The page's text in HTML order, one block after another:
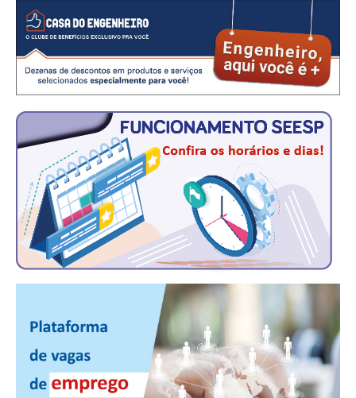
COMUNICAÇÃO
PALAVRA DO MURILO
CONTEÚDO ESPECIAL
JORNAL DO ENGENHEIRO
AGENDA
SEESP NOTÍCIAS
NOTÍCIAS NO WHATSAPP
FOTOS
PUBLICIDADE
MANUAL DE REDAÇÃO